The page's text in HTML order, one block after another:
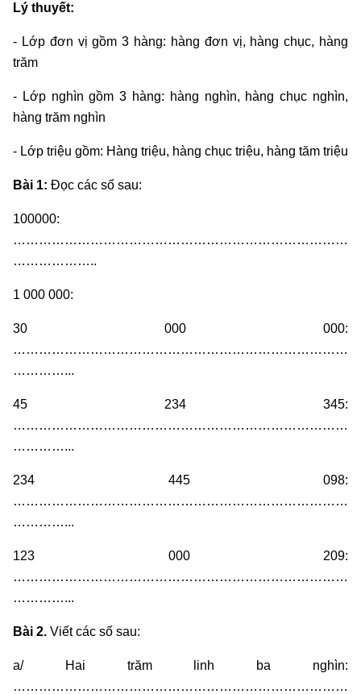
Lý thuyết:
- Lớp đơn vị gồm 3 hàng: hàng đơn vị, hàng chục, hàng
trăm
- Lớp nghìn gồm 3 hàng: hàng nghìn, hàng chục nghìn,
hàng trăm nghìn
- Lớp triệu gồm: Hàng triệu, hàng chục triệu, hàng tăm triệu
Bài 1: Đọc các số sau:
100000:
……………………………………………………………………
………………..
1 000 000:
30 000 000:
……………………………………………………………………
…………...
45 234 345:
……………………………………………………………………
…………...
234 445 098:
……………………………………………………………………
…………...
123 000 209:
……………………………………………………………………
…………...
Bài 2. Viết các số sau:
a/ Hai trăm linh ba nghìn:
……………………………………………………………………